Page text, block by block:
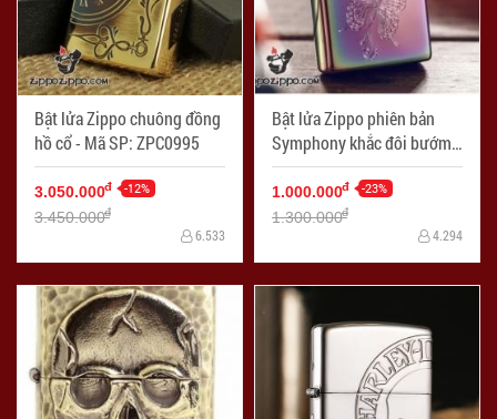
Bật lửa Zippo chuông đồng
hồ cổ - Mã SP: ZPC0995
3.050.000đ -12%
3.450.000đ
6.533
Bật lửa Zippo phiên bản
Symphony khắc đôi bướm -
Mã SP: ZPC1002
1.000.000đ -23%
1.300.000đ
4.294